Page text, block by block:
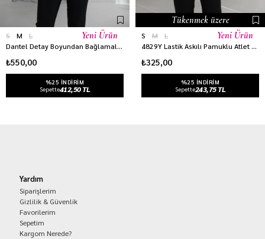
S M
L
Dantel Detay Boyundan Bağlamalı Bodysuit SİYAH
₺550,00
%25 INDIRIM
Sepette412,50 TL
Yeni Ürün
Tükenmek üzere
S M
L
4829Y Lastik Askılı Pamuklu Atlet SİYAH
₺325,00
%25 INDIRIM
Sepette243,75 TL
Yeni Ürün
Yardım
Siparişlerim
Gizlilik & Güvenlik
Favorilerim
Sepetim
Kargom Nerede?